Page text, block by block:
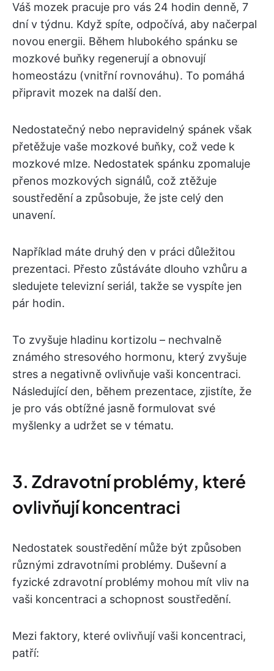
Váš mozek pracuje pro vás 24 hodin denně, 7
dní v týdnu. Když spíte, odpočívá, aby načerpal
novou energii. Během hlubokého spánku se
mozkové buňky regenerují a obnovují
homeostázu (vnitřní rovnováhu). To pomáhá
připravit mozek na další den.
Nedostatečný nebo nepravidelný spánek však
přetěžuje vaše mozkové buňky, což vede k
mozkové mlze. Nedostatek spánku zpomaluje
přenos mozkových signálů, což ztěžuje
soustředění a způsobuje, že jste celý den
unavení.
Například máte druhý den v práci důležitou
prezentaci. Přesto zůstáváte dlouho vzhůru a
sledujete televizní seriál, takže se vyspíte jen
pár hodin.
To zvyšuje hladinu kortizolu – nechvalně
známého stresového hormonu, který zvyšuje
stres a negativně ovlivňuje vaši koncentraci.
Následující den, během prezentace, zjistíte, že
je pro vás obtížné jasně formulovat své
myšlenky a udržet se v tématu.
3. Zdravotní problémy, které
ovlivňují koncentraci
Nedostatek soustředění může být způsoben
různými zdravotními problémy. Duševní a
fyzické zdravotní problémy mohou mít vliv na
vaši koncentraci a schopnost soustředění.
Mezi faktory, které ovlivňují vaši koncentraci,
patří: